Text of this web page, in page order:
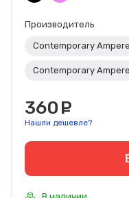
Производитель
Contemporary
Contemporary
360
Нашли дешевле?